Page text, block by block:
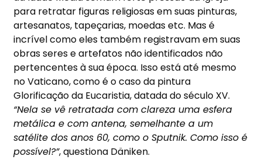
para retratar figuras religiosas em suas pinturas,
artesanatos, tapeçarias, moedas etc. Mas é
incrível como eles também registravam em suas
obras seres e artefatos não identificados não
pertencentes à sua época. Isso está até mesmo
no Vaticano, como é o caso da pintura
Glorificação da Eucaristia, datada do século XV.
“Nela se vê retratada com clareza uma esfera
metálica e com antena, semelhante a um
satélite dos anos 60, como o Sputnik. Como isso é
possível?”, questiona Däniken.